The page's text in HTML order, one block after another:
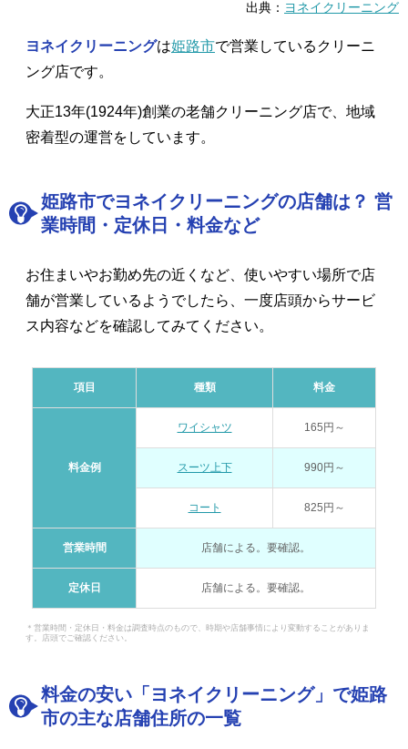
出典： ヨネイクリーニング
ヨネイクリーニングは姫路市で営業しているクリーニ
ング店です。
大正13年(1924年)創業の老舗クリーニング店で、地域
密着型の運営をしています。
姫路市でヨネイクリーニングの店舗は？ 営
業時間・定休日・料金など
お住まいやお勤め先の近くなど、使いやすい場所で店
舗が営業しているようでしたら、一度店頭からサービ
ス内容などを確認してみてください。
項目 種類 料金
料金例
ワイシャツ 165円～
スーツ上下 990円～
コート 825円～
営業時間 店舗による。要確認。
定休日 店舗による。要確認。
＊営業時間・定休日・料金は調査時点のもので、時期や店舗事情により変動することがありま
す。店頭でご確認ください。
料金の安い「ヨネイクリーニング」で姫路
市の主な店舗住所の一覧